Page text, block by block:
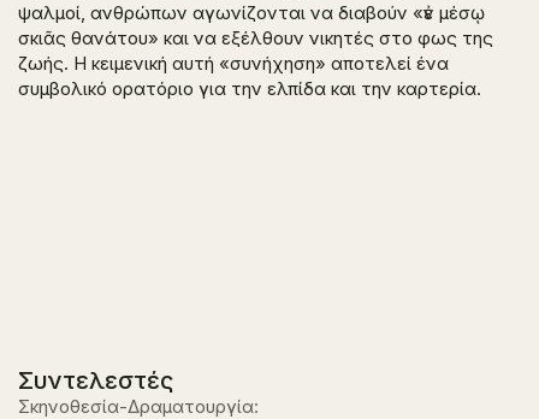
ψαλμοί, ανθρώπων αγωνίζονται να διαβούν «ἐν μέσῳ
σκιᾶς θανάτου» και να εξέλθουν νικητές στο φως της
ζωής. Η κειμενική αυτή «συνήχηση» αποτελεί ένα
συμβολικό ορατόριο για την ελπίδα και την καρτερία.
Συντελεστές
Σκηνοθεσία-Δραματουργία: